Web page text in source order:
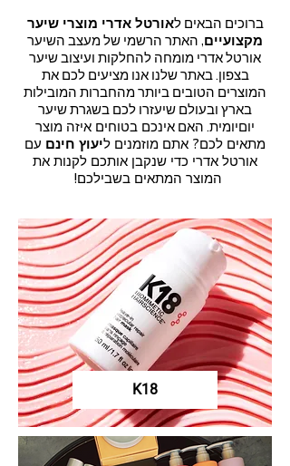
ברוכים הבאים לאורטל אדרי מוצרי שיער
מקצועיים, האתר הרשמי של מעצב השיער
אורטל אדרי מומחה להחלקות ועיצוב שיער
בצפון. באתר שלנו אנו מציעים לכם את
המוצרים הטובים ביותר מהחברות המובילות
בארץ ובעולם שיעזרו לכם בשגרת שיער
יוםיומית. האם אינכם בטוחים איזה מוצר
מתאים לכם? אתם מוזמנים ליעוץ חינם עם
אורטל אדרי כדי שנקבן אותכם לקנות את
המוצר המתאים בשבילכם!
K18